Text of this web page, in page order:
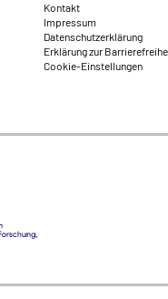
Rechtliches
Kontakt
Impressum
Datenschutzerklärung
Erklärung zur
Cookie-Einstellungen